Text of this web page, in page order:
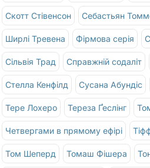
Скотт Стівенсон Себастьян
Ширлі Тревена Фірмова серія
Сільвія Трад Справжній содаліт
Стелла Кенфілд Сусана Абундіс
Тере Лохеро Тереза Ґеслінг
Четвергами в прямому ефірі
Том Шеперд Томаш Фішера